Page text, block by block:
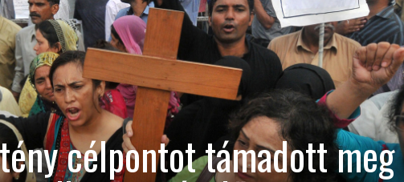
célpontot támadott meg